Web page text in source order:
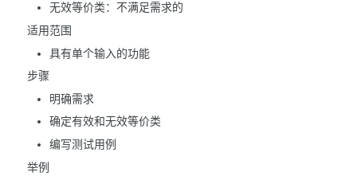
无效等价类：不满足需求的
适用范围
具有单个输入的功能
步骤
明确需求
确定有效和无效等价类
编写测试用例
举例